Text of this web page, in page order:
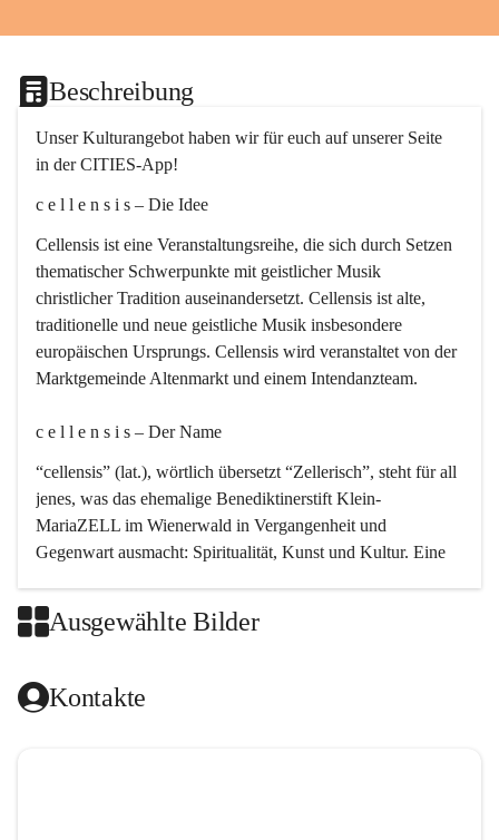
Beschreibung
Unser Kulturangebot haben wir für euch auf unserer Seite
in der CITIES-App!
c e l l e n s i s – Die Idee
Cellensis ist eine Veranstaltungsreihe, die sich durch Setzen
thematischer Schwerpunkte mit geistlicher Musik
christlicher Tradition auseinandersetzt. Cellensis ist alte,
traditionelle und neue geistliche Musik insbesondere
europäischen Ursprungs. Cellensis wird veranstaltet von der
Marktgemeinde Altenmarkt und einem Intendanzteam.
c e l l e n s i s – Der Name
“cellensis” (lat.), wörtlich übersetzt “Zellerisch”, steht für all
jenes, was das ehemalige Benediktinerstift Klein-
MariaZELL im Wienerwald in Vergangenheit und
Gegenwart ausmacht: Spiritualität, Kunst und Kultur. Eine
Kirchenmusik, dem kunstvollen Lob Gottes.
Das kirchenmusikalische Festival Cellensis wird seit dem
Ausgewählte Bilder
Kontakte